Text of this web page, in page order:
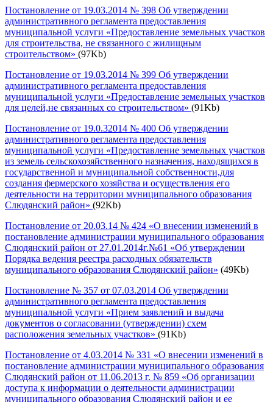
Постановление от 19.03.2014 № 398 Об утверждении
административного регламента предоставления
муниципальной услуги «Предоставление земельных участков
для строительства, не связанного с жилищным
строительством» (97Kb)
Постановление от 19.03.2014 № 399 Об утверждении
административного регламента предоставления
муниципальной услуги «Предоставление земельных участков
для целей,не связанных со строительством» (91Kb)
Постановление от 19.0.32014 № 400 Об утверждении
административного регламента предоставления
муниципальной услуги «Предоставление земельных участков
из земель сельскохозяйственного назначения, находящихся в
государственной и муниципальной собственности,для
создания фермерского хозяйства и осуществления его
деятельности на территории муниципального образования
Слюдянский район» (92Kb)
Постановление от 20.03.14 № 424 «О внесении изменений в
постановление администрации муниципального образования
Слюдянский район от 27.01.2014г.№61 «Об утверждении
Порядка ведения реестра расходных обязательств
муниципального образования Слюдянский район» (49Kb)
Постановление № 357 от 07.03.2014 Об утверждении
административного регламента предоставления
муниципальной услуги «Прием заявлений и выдача
документов о согласовании (утверждении) схем
расположения земельных участков» (91Kb)
Постановление от 4.03.2014 № 331 «О внесении изменений в
постановление администрации муниципального образования
Слюдянский район от 11.06.2013 г. № 859 «Об организации
доступа к информации о деятельности администрации
муниципального образования Слюдянский район и ее